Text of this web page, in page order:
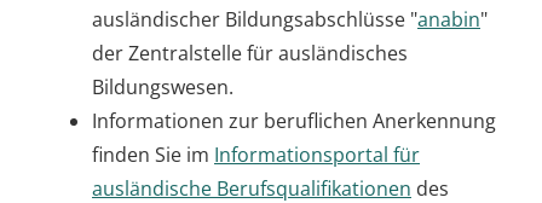
ausländischer Bildungsabschlüsse "anabin"
der Zentralstelle für ausländisches
Bildungswesen.
Informationen zur beruflichen Anerkennung
finden Sie im Informationsportal für
ausländische Berufsqualifikationen des